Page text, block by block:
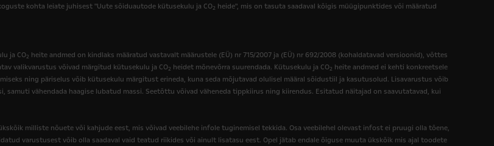
kohta leiate juhisest "Uute sõiduautode kütusekulu ja CO2 heide", mis on tasuta saadaval kõigis müügipunktides või määratud
ja CO2 heite andmed on kindlaks määratud vastavalt määrustele (EÜ) nr 715/2007 ja (EÜ) nr 692/2008 (kohaldatavad versioonid), võttes
valikvarustus võivad märgitud kütusekulu ja CO2 heidet mõnevõrra suurendada. Kütusekulu ja CO2 heite andmed ei kehti konkreetsele
ning päriselus võib kütusekulu märgitust erineda, kuna seda mõjutavad olulisel määral sõidustiil ja kasutusolud. Lisavarustus võib
vähendada haagise lubatud massi. Seetõttu võivad väheneda tippkiirus ning kiirendus. Esitatud näitajad on saavutatavad, kui
milliste nõuete või kahjude eest, mis võivad veebilehe infole tuginemisel tekkida. Osa veebilehel olevast infost ei pruugi olla tõene,
varustusest võib olla saadaval vaid teatud riikides või ainult lisatasu eest. Opel jätab endale õiguse muuta ükskõik mis ajal toodete